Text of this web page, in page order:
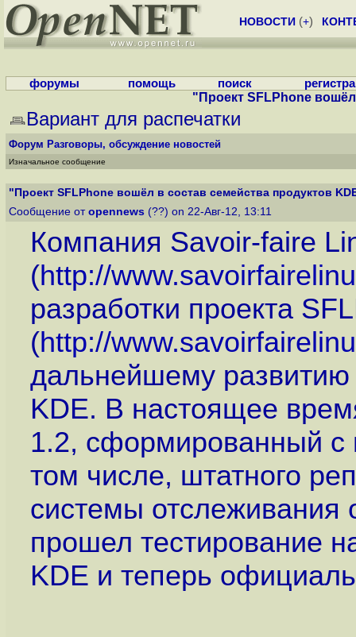
НОВОСТИ (+)
форумы помощь поиск
"Проект SFLPhone
Вариант для распечатки
Форум Разговоры, обсуждение новостей
Изначальное сообщение
"Проект SFLPhone вошёл в состав семейства продуктов
Сообщение от opennews (??) on 22-Авг-12, 13:11
Компания Savoir-faire
(http://
разработки проекта
(http://
дальнейшему развитию
KDE. В настоящее
1.2, сформированный с
том числе, штатного
системы
прошел тестирование
KDE и теперь